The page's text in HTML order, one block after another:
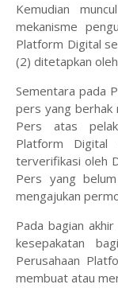
Kemudian
mekanisme
Platform Digital
(2) ditetapkan
Sementara pada
pers yang berhak
Pers atas
Platform Digital
terverifikasi oleh
Pers yang
mengajukan
Pada bagian
kesepakatan
Perusahaan
membuat atau